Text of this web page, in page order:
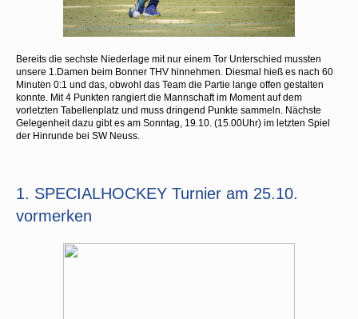
Bereits die sechste Niederlage mit nur einem Tor Unterschied mussten
unsere 1.Damen beim Bonner THV hinnehmen. Diesmal hieß es nach 60
Minuten 0:1 und das, obwohl das Team die Partie lange offen gestalten
konnte. Mit 4 Punkten rangiert die Mannschaft im Moment auf dem
vorletzten Tabellenplatz und muss dringend Punkte sammeln. Nächste
Gelegenheit dazu gibt es am Sonntag, 19.10. (15.00Uhr) im letzten Spiel
der Hinrunde bei SW Neuss.
1. SPECIALHOCKEY Turnier am 25.10.
vormerken